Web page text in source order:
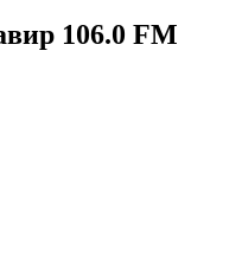
106.0 FM